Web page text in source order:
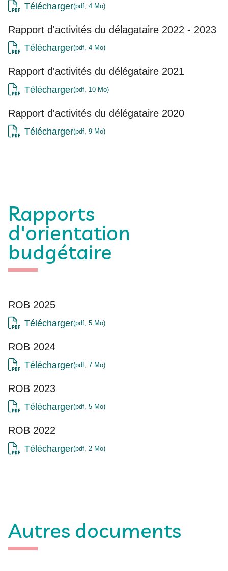
Télécharger pdf, 4 Mo
Rapport d'activités du délagataire 2022 - 2023
Télécharger pdf, 4 Mo
Rapport d'activités du délégataire 2021
Télécharger pdf, 10 Mo
Rapport d'activités du délégataire 2020
Télécharger pdf, 9 Mo
Rapports
d'orientation
budgétaire
ROB 2025
Télécharger pdf, 5 Mo
ROB 2024
Télécharger pdf, 7 Mo
ROB 2023
Télécharger pdf, 5 Mo
ROB 2022
Télécharger pdf, 2 Mo
Autres documents